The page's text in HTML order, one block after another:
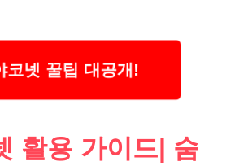
넷 꿀팁 대공개!
활용 가이드| 숨